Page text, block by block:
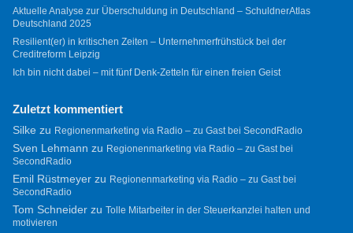
Aktuelle Analyse zur Überschuldung in Deutschland – SchuldnerAtlas
Deutschland 2025
Resilient(er) in kritischen Zeiten – Unternehmerfrühstück bei der
Creditreform Leipzig
Ich bin nicht dabei – mit fünf Denk-Zetteln für einen freien Geist
Zuletzt kommentiert
Silkezu Regionenmarketing via Radio – zu Gast bei SecondRadio
Sven Lehmann zu Regionenmarketing via Radio – zu Gast bei
SecondRadio
Emil Rüstmeyerzu Regionenmarketing via Radio – zu Gast bei
SecondRadio
Tom Schneiderzu Tolle Mitarbeiter in der Steuerkanzlei halten und
motivieren